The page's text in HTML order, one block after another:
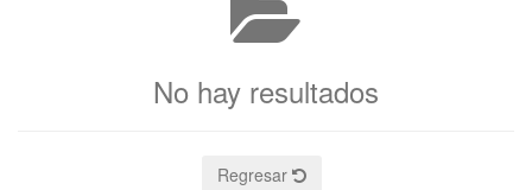
No hay resultados
Regresar